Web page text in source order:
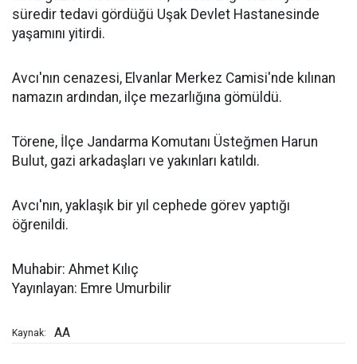
süredir tedavi gördüğü Uşak Devlet Hastanesinde
yaşamını yitirdi.
Avcı'nın cenazesi, Elvanlar Merkez Camisi'nde kılınan
namazın ardından, ilçe mezarlığına gömüldü.
Törene, İlçe Jandarma Komutanı Üsteğmen Harun
Bulut, gazi arkadaşları ve yakınları katıldı.
Avcı'nın, yaklaşık bir yıl cephede görev yaptığı
öğrenildi.
Muhabir: Ahmet Kılıç
Yayınlayan: Emre Umurbilir
Kaynak: AA